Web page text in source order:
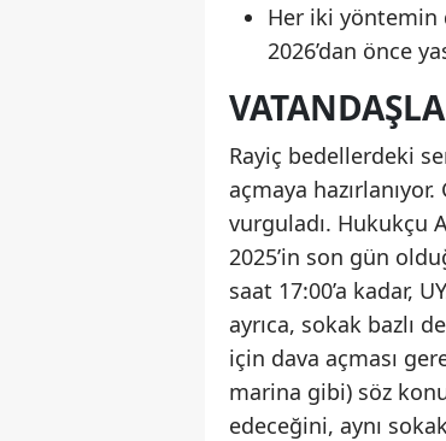
Her iki yöntemin
2026’dan önce
Rayiç bedellerdeki
açmaya
vurguladı. Hukukçu
2025’in son gün
saat 17:00’a kadar,
ayrıca, sokak bazlı
için dava açması
marina gibi) söz
edeceğini, aynı